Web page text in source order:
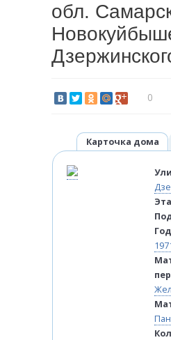
обл.
0
Карточка дома